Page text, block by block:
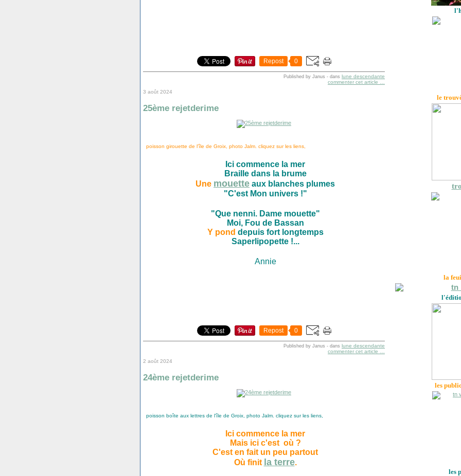
Repost 0
Published by Janus - dans lune descendante
commenter cet article
3 août 2024
25ème rejetderime
poisson girouette de l'île de Groix, photo Jalm. cliquez sur les liens,
Ici commence la mer
Braille dans la brume
Une mouette aux blanches plumes
"C'est Mon univers !"
"Que nenni. Dame mouette"
Moi, Fou de Bassan
Y pond depuis fort longtemps
Saperlipopette !...
Annie
Repost 0
Published by Janus - dans lune descendante
commenter cet article
2 août 2024
24ème rejetderime
poisson boîte aux lettres de l'île de Groix, photo Jalm. cliquez sur les liens,
Ici commence la mer
Mais ici c'est où ?
C'est en fait un peu partout
Où finit la terre.
le
la
les
les